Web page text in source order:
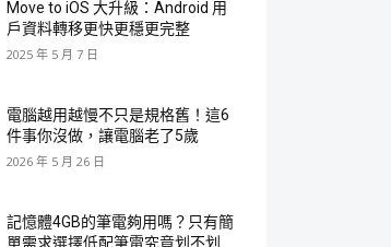
Move to iOS 大升級：Android 用
戶資料轉移更快更穩更完整
2025 年 5 月 7 日
電腦越用越慢不只是規格舊！這6
件事你沒做，讓電腦老了5歲
2026 年 5 月 26 日
記憶體4GB的筆電夠用嗎？只有簡
單需求選擇低配筆電究竟划不划